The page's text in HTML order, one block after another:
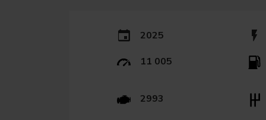
2025
11 005
2993